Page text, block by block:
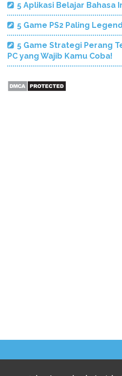
5 Aplikasi Belajar Bahasa
5 Game PS2 Paling
5 Game Strategi Perang
PC yang Wajib Kamu Coba!